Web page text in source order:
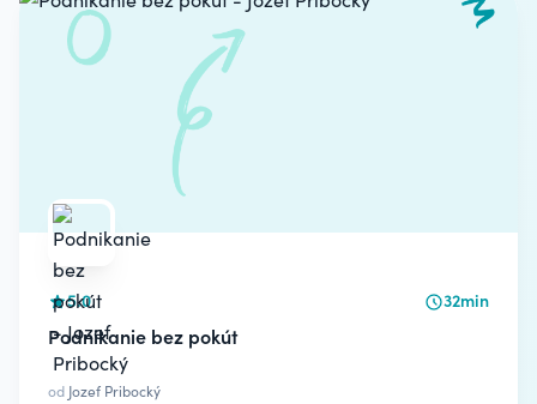
5.0 32min
Podnikanie bez pokút
od Jozef Pribocký